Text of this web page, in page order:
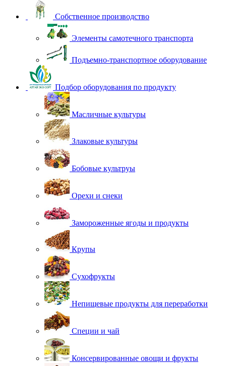
Собственное производство
Элементы самотечного транспорта
Подъемно-транспортное оборудование
Подбор оборудования по продукту
Масличные культуры
Злаковые культуры
Бобовые культруы
Орехи и снеки
Замороженные ягоды и продукты
Крупы
Сухофрукты
Непищевые продукты для переработки
Специи и чай
Консервированные овощи и фрукты